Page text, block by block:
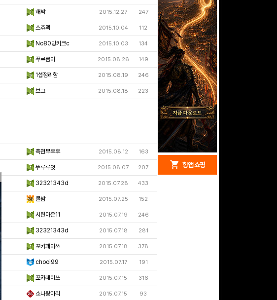
해박 2015.12.27 247
스츄덱 2015.10.04 112
No80밍키크c 2015.10.03 134
푸르름이 2015.08.26 149
1섭정리함 2015.08.19 246
브그 2015.08.18 223
측천무후후 2015.08.12 163
뚜루루잇 2015.08.07 207
32321343d 2015.07.28 433
쿨밤 2015.07.25 152
시린마은11 2015.07.19 246
32321343d 2015.07.18 281
포카페이쓰 2015.07.18 378
chooi99 2015.07.17 191
포카페이쓰 2015.07.15 316
소나랑아리 2015.07.15 93
redeem 헝앱 경품
문화상품권 5000원 (추
첨)
100 밥알
구글 플레이 기프트카드
5,000원 (추첨)
100
shopping_cart 헝앱 쇼핑